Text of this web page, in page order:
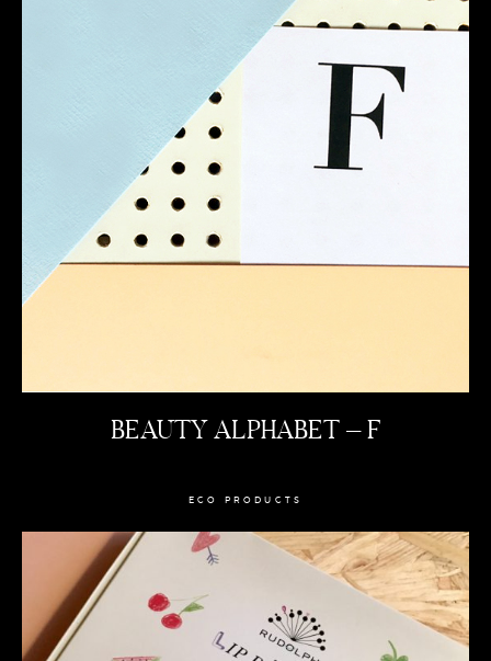
BEAUTY ALPHABET – F
ECO PRODUCTS